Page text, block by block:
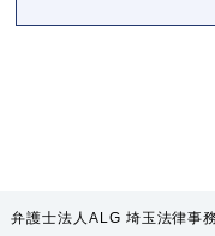
弁護士法人ALG 埼玉法律事